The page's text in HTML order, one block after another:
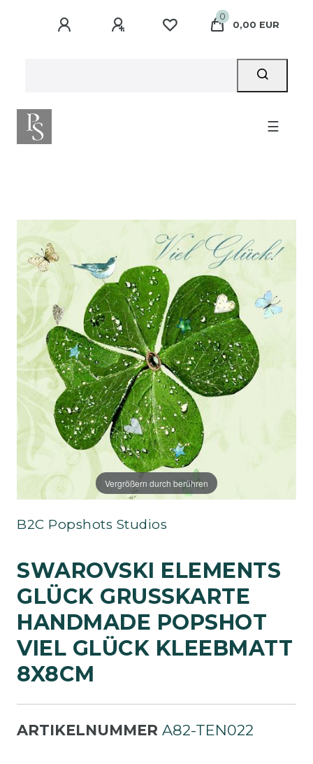
0
0,00 EUR
☰
Vergrößern durch berühren
B2C Popshots Studios
SWAROVSKI ELEMENTS
GLÜCK GRUSSKARTE H
ANDMADE POPSHOT V
IEL GLÜCK KLEEBMATT
8X8CM
ARTIKELNUMMER A82-TEN022